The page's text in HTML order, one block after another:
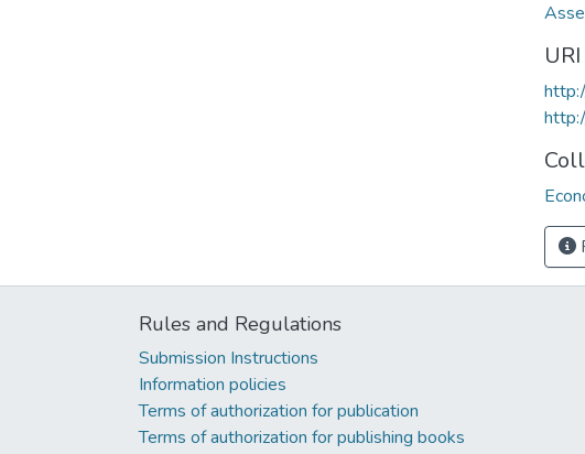
URI
Rules and Regulations
Submission Instructions
Information policies
Terms of authorization for publication
Terms of authorization for publishing books